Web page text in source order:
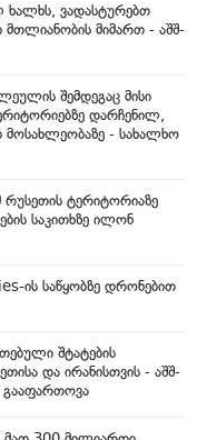
ვადასტურებთ
მიმართ - აშშ-
შემდეგაც მისი
დარჩენილ,
მოსახლეობაზე - სახალხო
ტერიტორიაზე
საკითხზე ილონ
ის საწყობზე დრონებით
შტატების
და ირანისთვის - აშშ-
გააფართოვა